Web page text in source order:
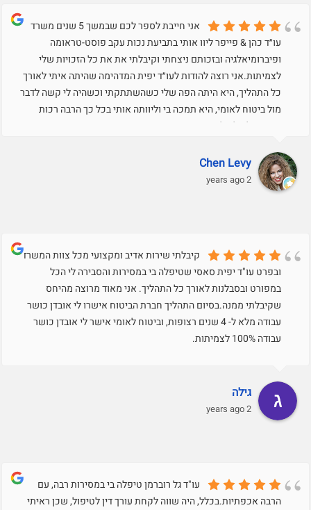
אני חייבת לספר לכם שבמשך 5 שנים משרד
עו״ד כהן & פייפר ליוו אותי בתביעת נכות עקב פוסט-טראומה
ופיברומיאלגיה ובזכותם ניצחתי וקיבלתי את את כל הזכויות שלי
לצמיתות.אני רוצה להודות לעו״ד יפית המדהימה שהיתה איתי לאורך
כל התהליך, היא היתה הפה שלי כשהשתתקתי וכשהיה לי קשה לדבר
מול ביטוח לאומי, היא תמכה בי וליוותה אותי בכל כך הרבה רכות
ואהבה. לעולם לא אשכח אותך יפית.
Chen Levy
2 years ago
קיבלתי שירות אדיב ומקצועי מכל צוות המשרד
ובפרט עו"ד יפית סאסי שטיפלה בי במסירות והסבירה לי הכל
במפורט ובסבלנות לאורך כל התהליך. אני מאוד מרוצה מהיחס
שקיבלתי ממנה.בסיום התהליך חברת הביטוח אישרו לי אובדן כושר
עבודה מלא ל- 4 שנים רצופות, וביטוח לאומי אישר לי אובדן כושר
עבודה 100% לצמיתות.
גילה
2 years ago
עו"ד גל רוברמן טיפלה בי במסירות רבה, עם
הרבה אכפתיות.בכלל, היה שווה לקחת עורך דין לטיפול, שכן ראיתי